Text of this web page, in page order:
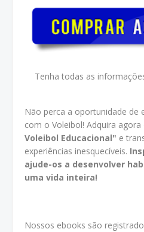
Tenha todas as
Não perca a oportunidade de
com o Voleibol! Adquira agora
Voleibol Educacional" e
experiências inesquecíveis.
ajude-os a desenvolver
uma vida inteira!
Nossos ebooks são